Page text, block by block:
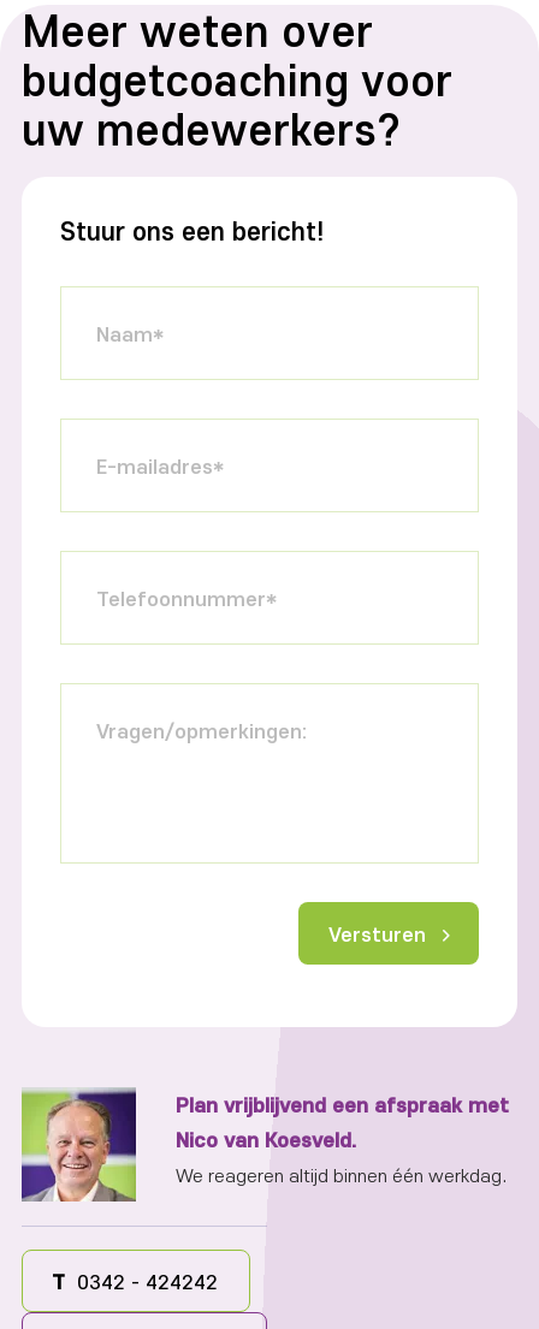
Plan vrijblijvend een afspraak met
Nico van Koesveld.
We reageren altijd binnen één werkdag.
T 0342 - 424242
Meer weten over
budgetcoaching voor
uw medewerkers?
Stuur ons een bericht!
Naam*
E-mailadres*
Telefoonnummer*
Vragen/opmerkingen:
Versturen